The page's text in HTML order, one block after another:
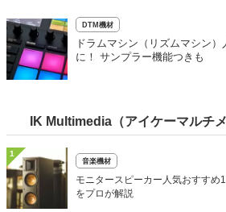
DTM機材
ドラムマシン（リズムマシン
に！ サンプラー機能つきも
IK Multimedia（アイケーマルチ
1
音楽機材
モニタースピーカー人気おすすめ
をプロが解説